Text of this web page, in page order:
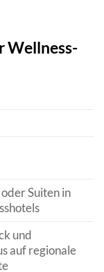
Wellness-
Suiten in
und
auf regionale